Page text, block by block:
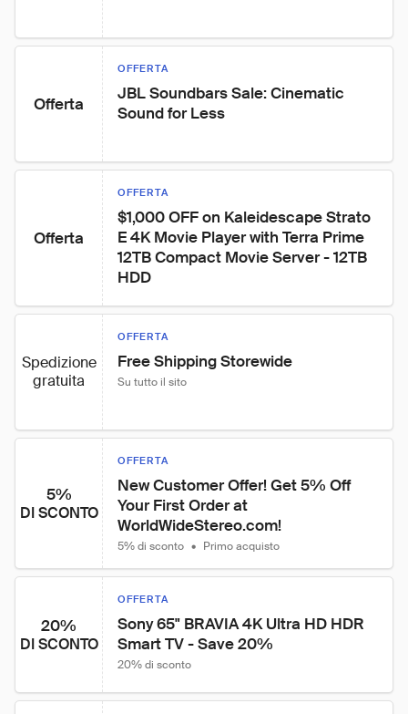
Offerta
OFFERTA
JBL Soundbars Sale: Cinematic
Sound for Less
Offerta
OFFERTA
$1,000 OFF on Kaleidescape Strato
E 4K Movie Player with Terra Prime
12TB Compact Movie Server - 12TB
HDD
Spedizione
gratuita
OFFERTA
Free Shipping Storewide
Su tutto il sito
5%
DI SCONTO
OFFERTA
New Customer Offer! Get 5% Off
Your First Order at
WorldWideStereo.com!
5% di sconto • Primo acquisto
20%
DI SCONTO
OFFERTA
Sony 65" BRAVIA 4K Ultra HD HDR
Smart TV - Save 20%
20% di sconto